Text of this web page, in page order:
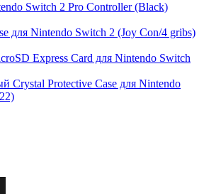
Switch 2 Pro Controller (Black)
для Nintendo Switch 2 (Joy Con/4 gribs)
Express Card для Nintendo Switch
Crystal Protective Case для Nintendo